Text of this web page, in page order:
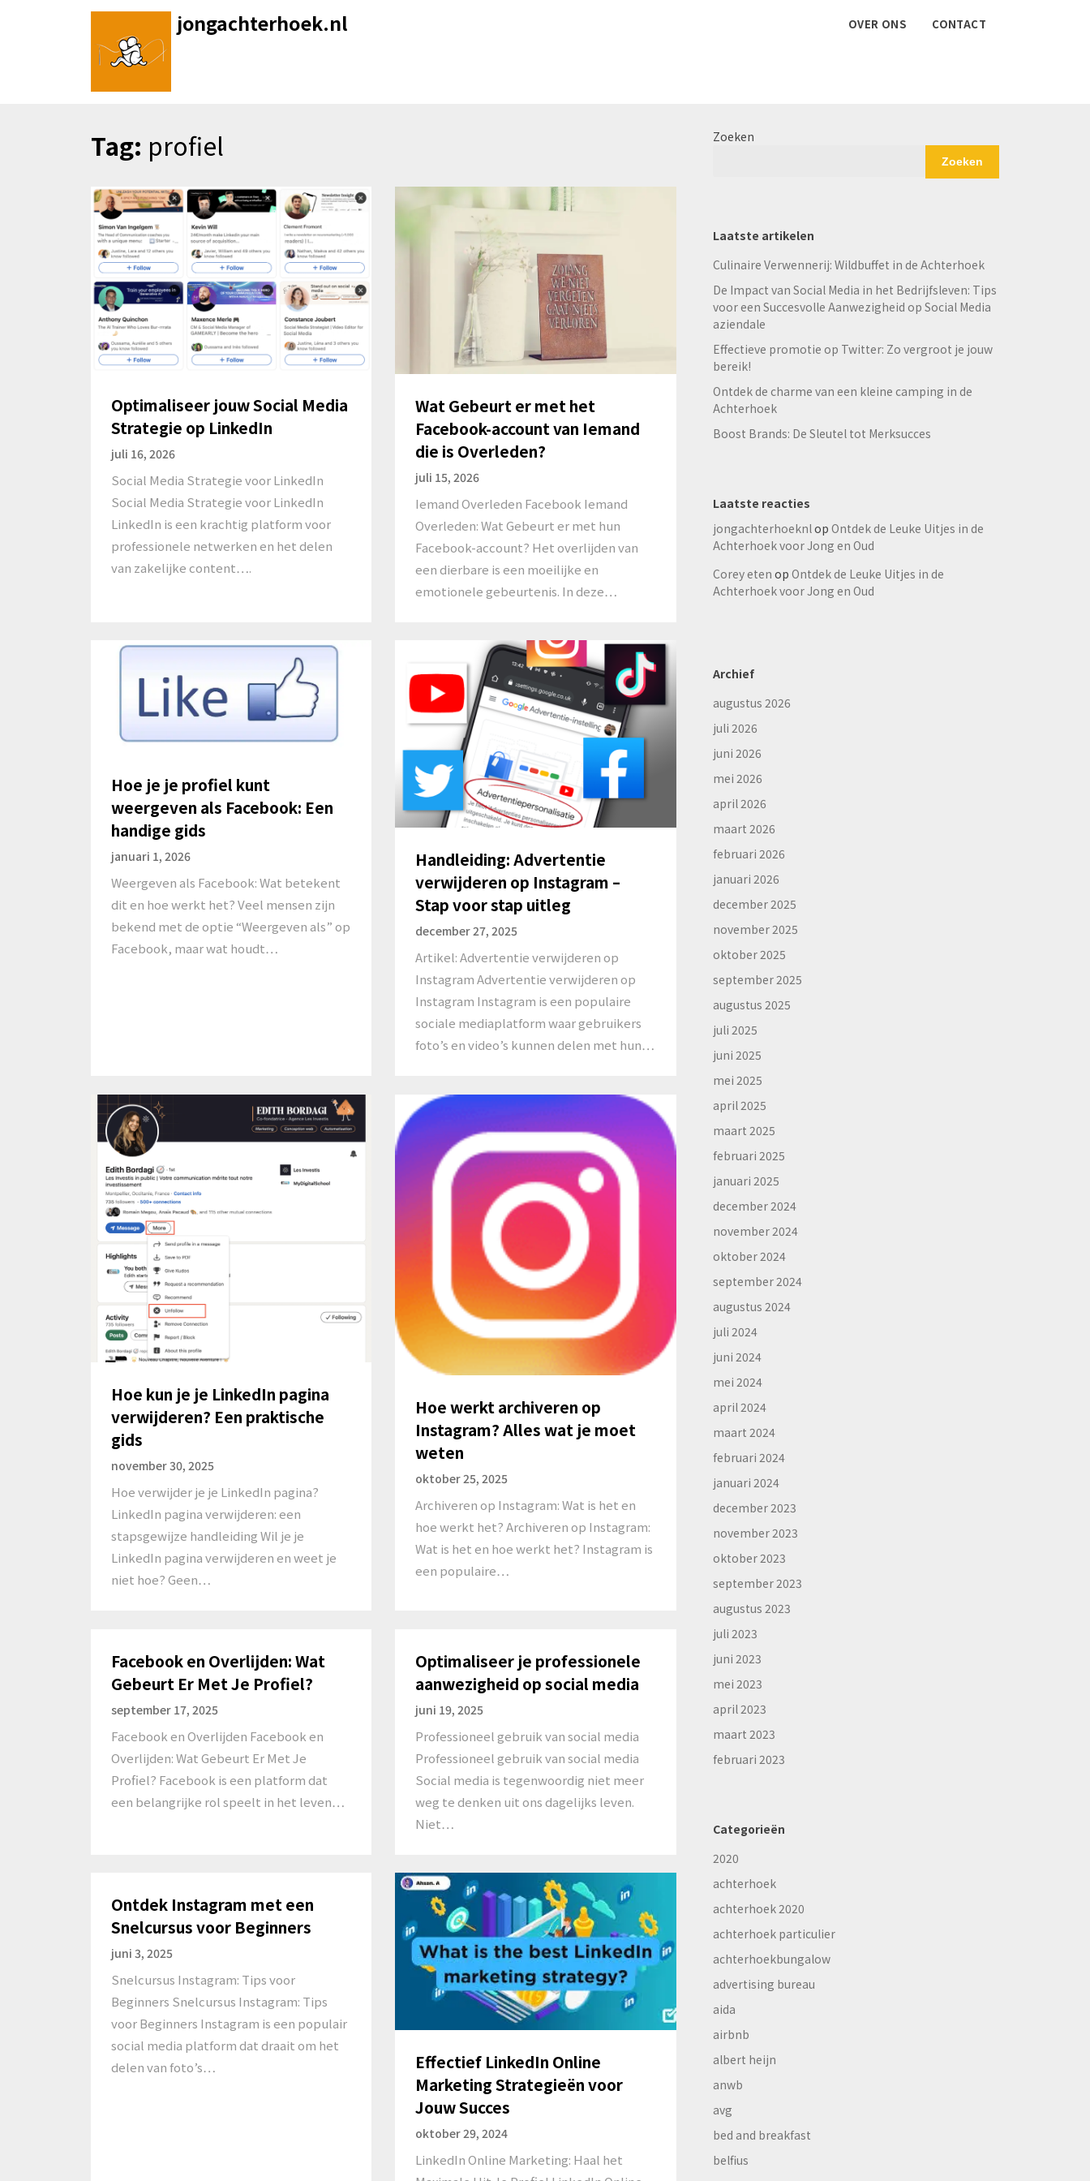
jongachterhoek.nl OVER ONS CONTACT
Tag: profiel
Optimaliseer jouw Social Media
Strategie op LinkedIn
juli 16, 2026
Social Media Strategie voor LinkedIn
Social Media Strategie voor LinkedIn
LinkedIn is een krachtig platform voor
professionele netwerken en het delen
van zakelijke content….
Wat Gebeurt er met het
Facebook-account van Iemand
die is Overleden?
juli 15, 2026
Iemand Overleden Facebook Iemand
Overleden: Wat Gebeurt er met hun
Facebook-account? Het overlijden van
een dierbare is een moeilijke en
emotionele gebeurtenis. In deze…
Hoe je je profiel kunt
weergeven als Facebook: Een
handige gids
januari 1, 2026
Weergeven als Facebook: Wat betekent
dit en hoe werkt het? Veel mensen zijn
bekend met de optie “Weergeven als” op
Facebook, maar wat houdt…
Handleiding: Advertentie
verwijderen op Instagram –
Stap voor stap uitleg
december 27, 2025
Artikel: Advertentie verwijderen op
Instagram Advertentie verwijderen op
Instagram Instagram is een populaire
sociale mediaplatform waar gebruikers
foto’s en video’s kunnen delen met hun…
Hoe kun je je LinkedIn pagina
verwijderen? Een praktische
gids
november 30, 2025
Hoe verwijder je je LinkedIn pagina?
LinkedIn pagina verwijderen: een
stapsgewijze handleiding Wil je je
LinkedIn pagina verwijderen en weet je
niet hoe? Geen…
Hoe werkt archiveren op
Instagram? Alles wat je moet
weten
oktober 25, 2025
Archiveren op Instagram: Wat is het en
hoe werkt het? Archiveren op Instagram:
Wat is het en hoe werkt het? Instagram is
een populaire…
Facebook en Overlijden: Wat
Gebeurt Er Met Je Profiel?
september 17, 2025
Facebook en Overlijden Facebook en
Overlijden: Wat Gebeurt Er Met Je
Profiel? Facebook is een platform dat
een belangrijke rol speelt in het leven…
Optimaliseer je professionele
aanwezigheid op social media
juni 19, 2025
Professioneel gebruik van social media
Professioneel gebruik van social media
Social media is tegenwoordig niet meer
weg te denken uit ons dagelijks leven.
Niet…
Ontdek Instagram met een
Snelcursus voor Beginners
juni 3, 2025
Snelcursus Instagram: Tips voor
Beginners Snelcursus Instagram: Tips
voor Beginners Instagram is een populair
social media platform dat draait om het
delen van foto’s…
Effectief LinkedIn Online
Marketing Strategieën voor
Jouw Succes
oktober 29, 2024
LinkedIn Online Marketing: Haal het
Zoeken
Zoeken
Laatste artikelen
Culinaire Verwennerij: Wildbuffet in de Achterhoek
De Impact van Social Media in het Bedrijfsleven: Tips
voor een Succesvolle Aanwezigheid op Social Media
aziendale
Effectieve promotie op Twitter: Zo vergroot je jouw
bereik!
Ontdek de charme van een kleine camping in de
Achterhoek
Boost Brands: De Sleutel tot Merksucces
Laatste reacties
jongachterhoeknlop Ontdek de Leuke Uitjes in de
Achterhoek voor Jong en Oud
Corey eten op Ontdek de Leuke Uitjes in de
Achterhoek voor Jong en Oud
Archief
augustus 2026
juli 2026
juni 2026
mei 2026
april 2026
maart 2026
februari 2026
januari 2026
december 2025
november 2025
oktober 2025
september 2025
augustus 2025
juli 2025
juni 2025
mei 2025
april 2025
maart 2025
februari 2025
januari 2025
december 2024
november 2024
oktober 2024
september 2024
augustus 2024
juli 2024
juni 2024
mei 2024
april 2024
maart 2024
februari 2024
januari 2024
december 2023
november 2023
oktober 2023
september 2023
augustus 2023
juli 2023
juni 2023
mei 2023
april 2023
maart 2023
februari 2023
Categorieën
2020
achterhoek
achterhoek 2020
achterhoek particulier
achterhoekbungalow
advertising bureau
aida
airbnb
albert heijn
anwb
avg
bed and breakfast
belfius